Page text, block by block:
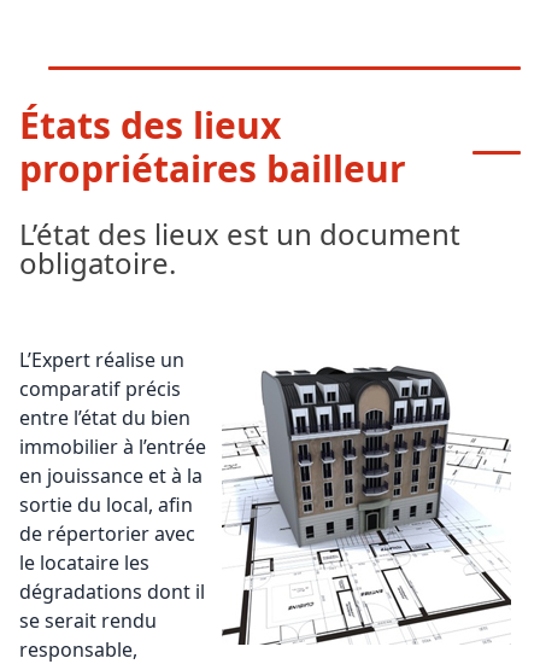
États des lieux
propriétaires bailleur
L’état des lieux est un document
obligatoire.
L’Expert réalise un
comparatif précis
entre l’état du bien
immobilier à l’entrée
en jouissance et à la
sortie du local, afin
de répertorier avec
le locataire les
dégradations dont il
se serait rendu
responsable,